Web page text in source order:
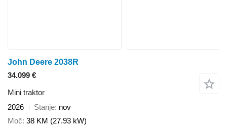
John Deere 2038R
34.099 €
Mini traktor
2026
Stanje nov
Moč 38 KM (27.93 kW)